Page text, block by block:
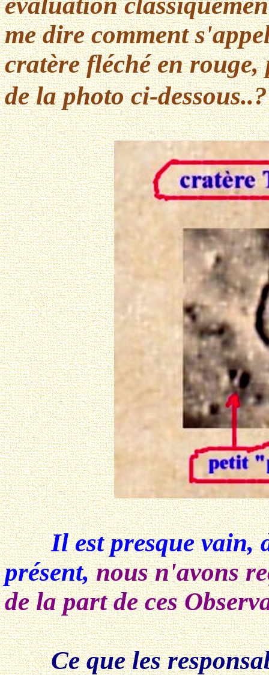
me dire comment
cratère fléché en rouge,
de la photo ci-dessous..?
Il est presque vain,
présent,nous n'avons
de la part de ces
Ce que les